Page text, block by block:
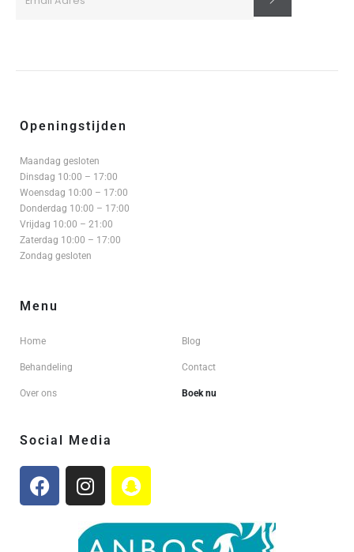
Openingstijden
Maandag gesloten
Dinsdag 10:00 – 17:00
Woensdag 10:00 – 17:00
Donderdag 10:00 – 17:00
Vrijdag 10:00 – 21:00
Zaterdag 10:00 – 17:00
Zondag gesloten
Menu
Home
Behandeling
Over ons
Blog
Contact
Boek nu
Social Media